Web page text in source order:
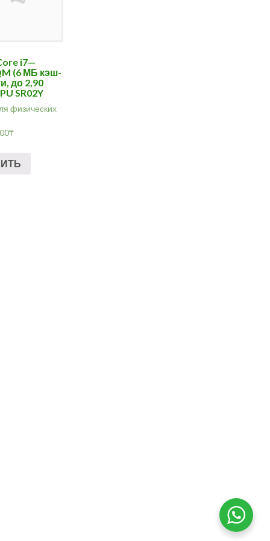
i7—
(6 МБ кэш-
до 2,90
SR02Y
физических
₸